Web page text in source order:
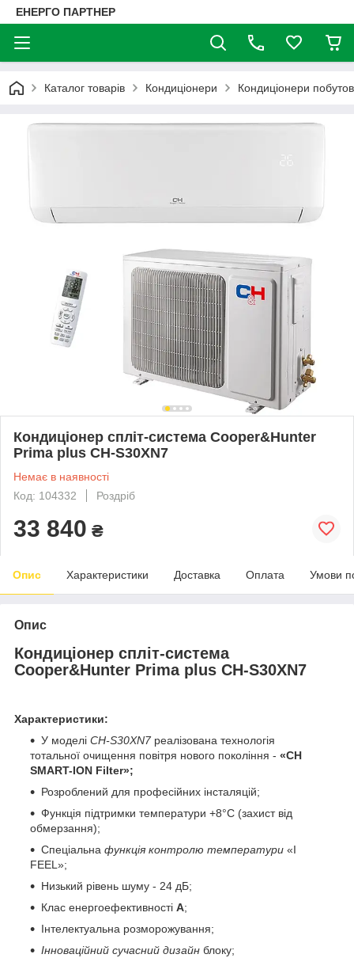
ЕНЕРГО ПАРТНЕР
Каталог товарів Кондиціонери Кондиціонери
Кондиціонер спліт-система Cooper&Hunter
Prima plus CH-S30XN7
Немає в наявності
Код: 104332
Роздріб
33 840 ₴
Опис Характеристики Доставка Оплата Умови
Опис
Кондиціонер спліт-система
Cooper&Hunter Prima plus CH-S30XN7
Характеристики:
У моделі CH-S30XN7 реалізована технологія
тотальної очищення повітря нового покоління - «CH
SMART-ION Filter»;
Розроблений для професійних інсталяцій;
Функція підтримки температури +8°C (захист від
обмерзання);
Спеціальна функція контролю температури «I
FEEL»;
Низький рівень шуму - 24 дБ;
Клас енергоефективності А;
Інтелектуальна розморожування;
Інноваційний сучасний дизайн блоку;